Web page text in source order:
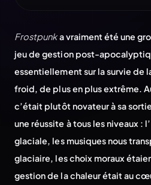
Frostpunka vraiment été une
jeu de gestion post-
essentiellement sur la survie de
froid, de plus en plus extrême.
c’était plutôt novateur à sa
une réussite à tous les niveaux :
glaciale, les musiques nous
glaciaire, les choix moraux
gestion de la chaleur était au